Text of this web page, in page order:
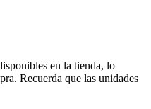
en la tienda, lo
Recuerda que las unidades